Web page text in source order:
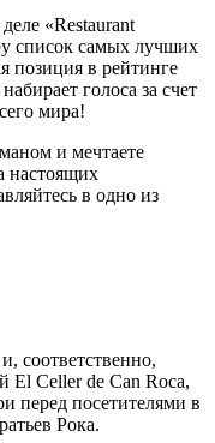
«Restaurant
список самых лучших
позиция в рейтинге
голоса за счет
мира!
и мечтаете
настоящих
в одно из
соответственно,
El Celler de Can Roca,
перед посетителями в
Рока.